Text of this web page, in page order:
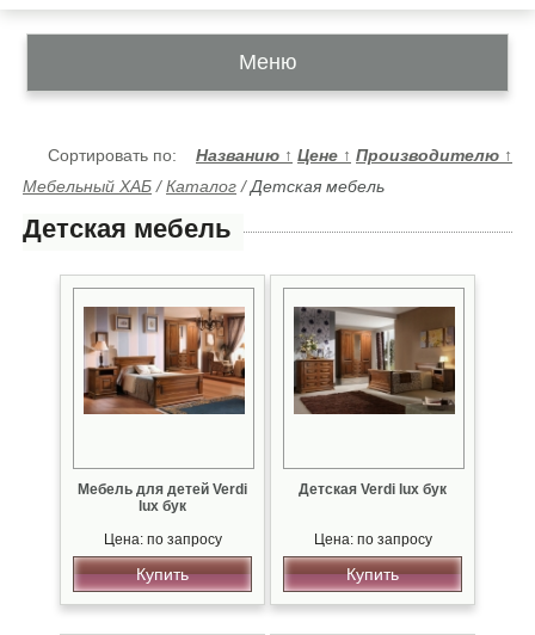
Меню
Сортировать по: Названию ↑ Цене ↑ Производителю ↑
Мебельный ХАБ /Каталог /Детская мебель
Детская мебель
Мебель для детей Verdi
lux бук
Цена: по запросу
Купить
Детская Verdi lux бук
Цена: по запросу
Купить